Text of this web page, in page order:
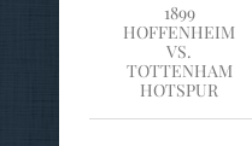
1899
HOFFENHEIM
VS.
TOTTENHAM
HOTSPUR